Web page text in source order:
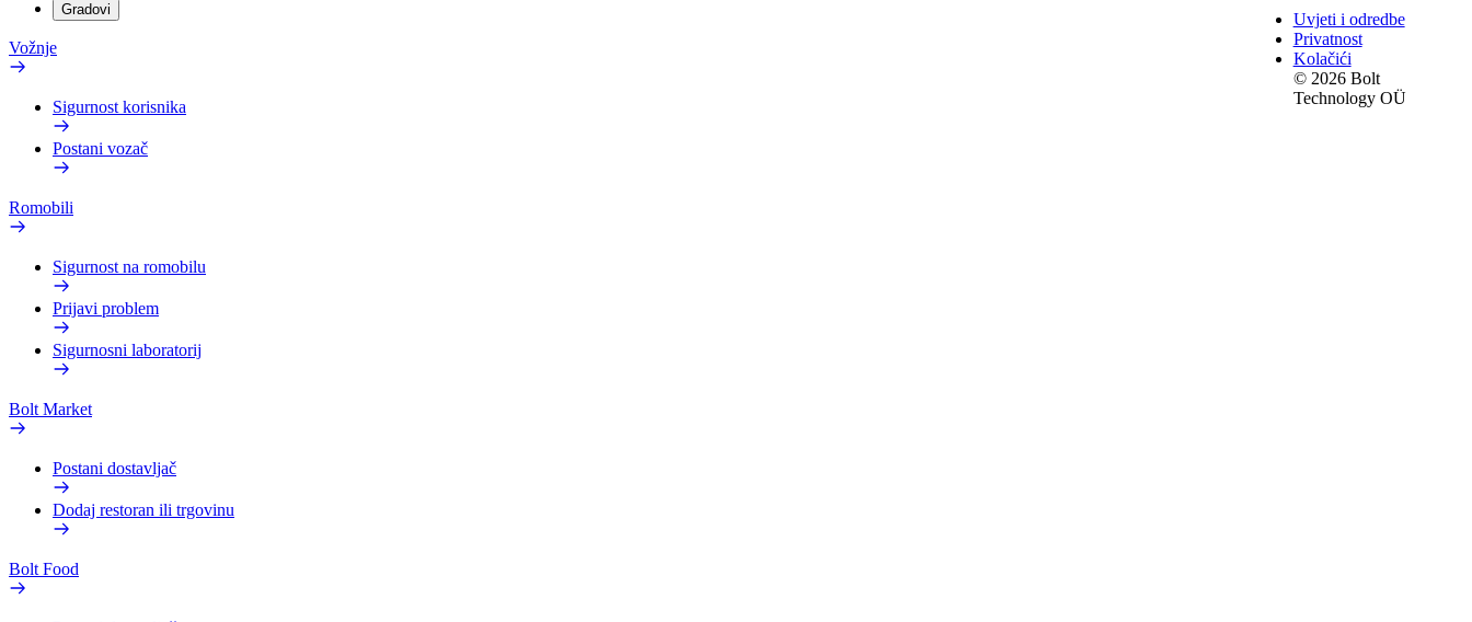
Gradovi
Vožnje
Sigurnost korisnika
Postani vozač
Romobili
Sigurnost na romobilu
Prijavi problem
Sigurnosni laboratorij
Bolt Market
Postani dostavljač
Dodaj restoran ili trgovinu
Bolt Food
Uvjeti i odredbe
Privatnost
Kolačići
© 2026 Bolt
Technology OÜ